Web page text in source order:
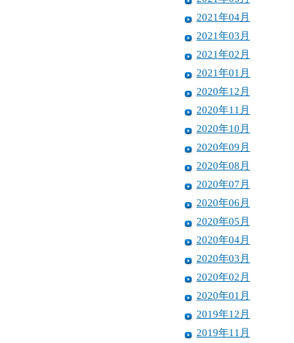
2021年04月
2021年03月
2021年02月
2021年01月
2020年12月
2020年11月
2020年10月
2020年09月
2020年08月
2020年07月
2020年06月
2020年05月
2020年04月
2020年03月
2020年02月
2020年01月
2019年12月
2019年11月